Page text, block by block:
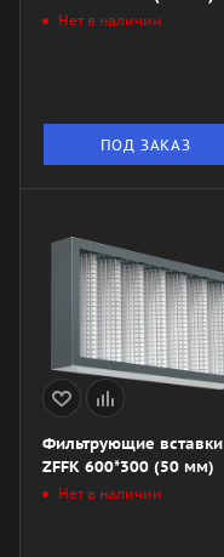
Нет в наличии
ПОД ЗАКАЗ
Фильтрующие вставки
ZFFK 600*300 (50 мм)
Нет в наличии